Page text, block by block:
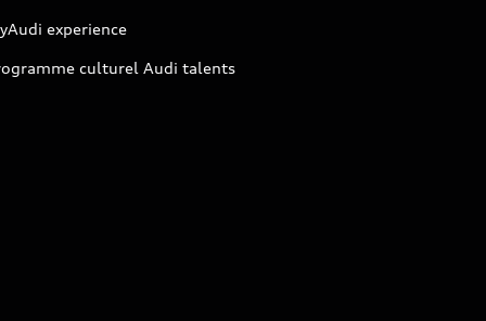
experience
culturel Audi talents